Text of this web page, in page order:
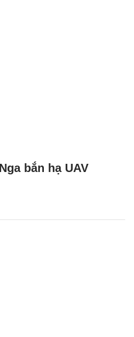
bắn hạ UAV